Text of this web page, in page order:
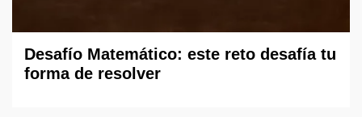
Desafío Matemático: este reto desafía tu
forma de resolver